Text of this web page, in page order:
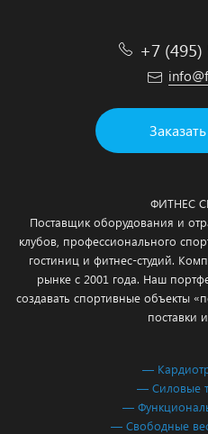
+7
ФИТНЕС
Поставщик оборудования и
клубов, профессионального
гостиниц и фитнес-студий.
рынке с 2001 года. Наш
создавать спортивные объекты
поставки
—
— Силовые
—
— Свободные